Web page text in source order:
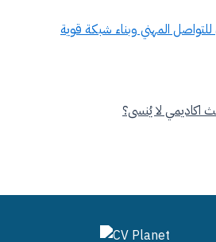
المهني وبناء شبكة قوية
لا يُنسى؟